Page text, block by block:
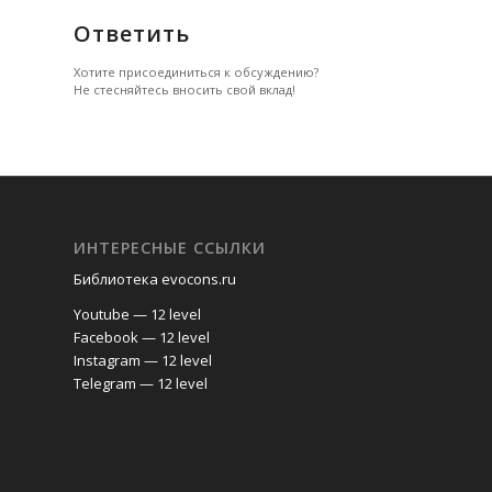
Ответить
Хотите присоединиться к обсуждению?
Не стесняйтесь вносить свой вклад!
ИНТЕРЕСНЫЕ ССЫЛКИ
Библиотека evocons.ru
Youtube — 12 level
Facebook — 12 level
Instagram — 12 level
Telegram — 12 level